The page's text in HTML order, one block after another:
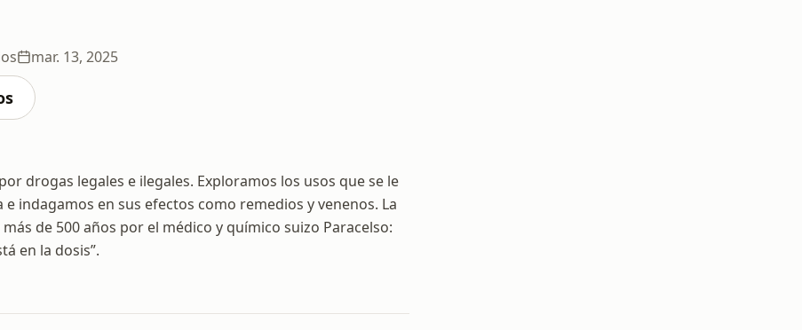
mar. 13, 2025
drogas legales e ilegales. Exploramos los usos que se le
indagamos en sus efectos como remedios y venenos. La
de 500 años por el médico y químico suizo Paracelso:
en la dosis”.